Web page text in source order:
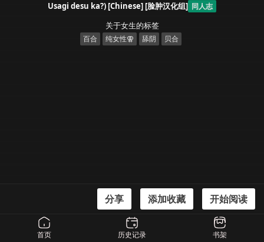
Usagi desu ka?) [Chinese] [脸肿汉化组] 同人志
关于女生的标签
百合 纯女性⚢ 舔阴 贝合
(C87) [Peach Candy (Yukie)] Gochuumon wa Chiya Sharo desu ka? - Is the
order ChiyaSyaro? | 请问您点的是千夜纱路丼吗? (Gochuumon wa Usagi desu
分享 添加收藏 开始阅读
首页 历史记录 书架